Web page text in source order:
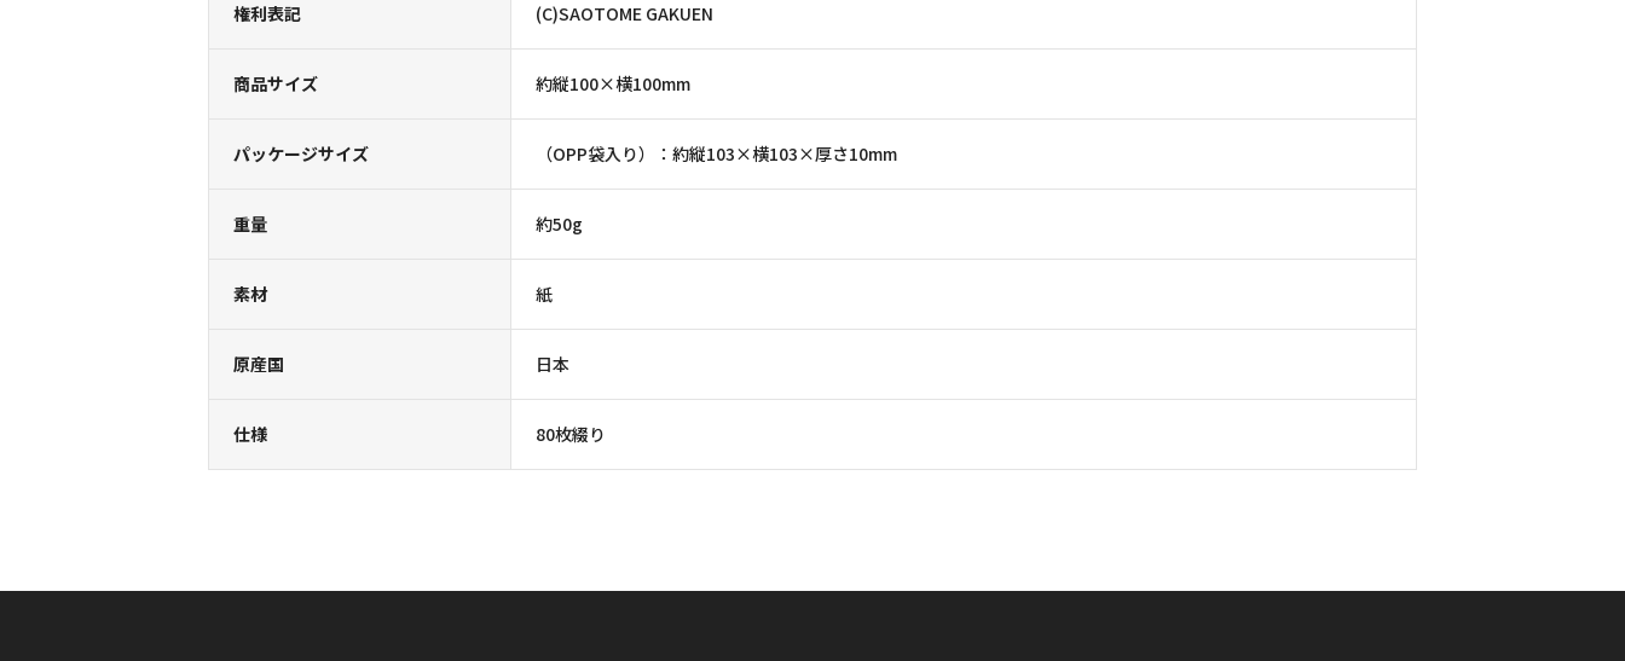
権利表記 (C)SAOTOME GAKUEN
商品サイズ 約縦100×横100mm
パッケージサイズ （OPP袋入り）：約縦103×横103×厚さ10mm
重量 約50g
素材 紙
原産国 日本
仕様 80枚綴り